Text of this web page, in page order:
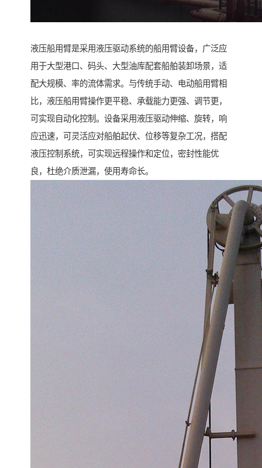
液压船用臂是采用液压驱动系统的船用臂设备，广泛应
用于大型港口、码头、大型油库配套船舶装卸场景，适
配大规模、率的流体需求。与传统手动、电动船用臂相
比，液压船用臂操作更平稳、承载能力更强、调节更，
可实现自动化控制。设备采用液压驱动伸缩、旋转，响
应迅速，可灵活应对船舶起伏、位移等复杂工况，搭配
液压控制系统，可实现远程操作和定位，密封性能优
良，杜绝介质泄漏，使用寿命长。